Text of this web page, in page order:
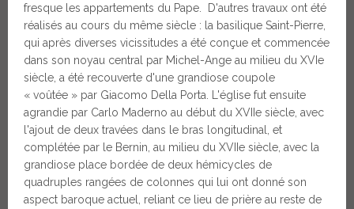
fresque les appartements du Pape. D'autres travaux ont été
réalisés au cours du même siècle : la basilique Saint-Pierre,
qui après diverses vicissitudes a été conçue et commencée
dans son noyau central par Michel-Ange au milieu du XVIe
siècle, a été recouverte d'une grandiose coupole
« voûtée » par Giacomo Della Porta. L'église fut ensuite
agrandie par Carlo Maderno au début du XVIIe siècle, avec
l'ajout de deux travées dans le bras longitudinal, et
complétée par le Bernin, au milieu du XVIIe siècle, avec la
grandiose place bordée de deux hémicycles de
quadruples rangées de colonnes qui lui ont donné son
aspect baroque actuel, reliant ce lieu de prière au reste de